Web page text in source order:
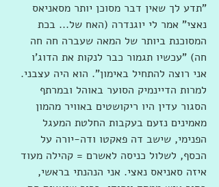
"תדע לך שאין דבר מסוכן יותר מסאניאס
נאצי" אמר לי יוגנדרה (האח של... בכת
המסוכנת ביותר של המאה שעברה חה חה
חה) "עכשיו תגמור כבר לנקות את הדוג'ו
אני רוצה להתחיל באימון". הוא היה עצבני.
למרות הדיינמיק הסוער באוהל ובמרתף
הסגור עדין היו ריקושטים באוויר מהמון
מאמינים נזעם בעקבות החלטת המעגל
הפנימי, שישב דה פאקטו ודה-יורה על
הכסף, לשלול כניסה לאשרם = קהילה מעוד
איזה סאניאס נאצי. אני הנהנתי בראשי,